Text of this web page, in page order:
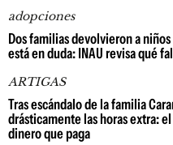
adopciones
Dos familias devolvieron a
está en duda: INAU revisa qué
ARTIGAS
Tras escándalo de la familia
drásticamente las horas extra:
dinero que paga